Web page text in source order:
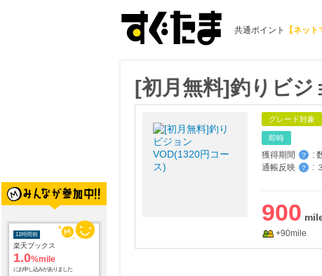
共通ポイント 【ネット
11時間前
楽天ブックス
1.0%mile
にお申し込みがありました
16時間前
ピザハットオンライン
[初月無料]釣りビジ
グレード対象
即時
獲得期間 ？ :
通帳反映
？ :
900
+90mile